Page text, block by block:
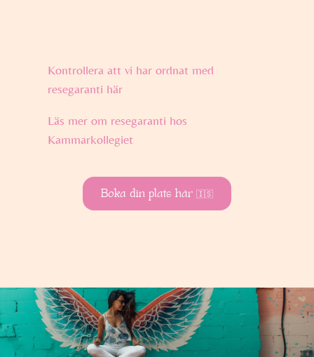
Kontrollera att vi har ordnat med
resegaranti här
Läs mer om resegaranti hos
Kammarkollegiet
Boka din plats här 🇮🇸